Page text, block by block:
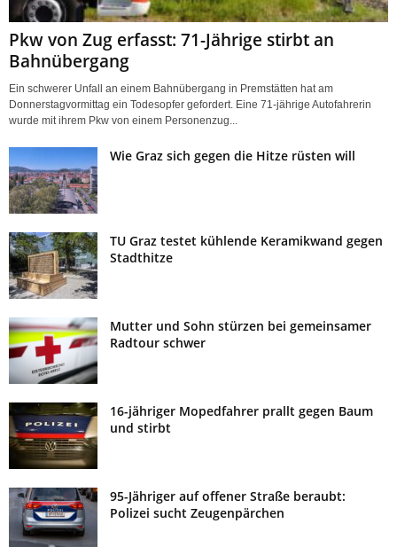
Pkw von Zug erfasst: 71-Jährige stirbt an
Bahnübergang
Ein schwerer Unfall an einem Bahnübergang in Premstätten hat am
Donnerstagvormittag ein Todesopfer gefordert. Eine 71-jährige Autofahrerin
wurde mit ihrem Pkw von einem Personenzug...
Wie Graz sich gegen die Hitze rüsten will
TU Graz testet kühlende Keramikwand gegen
Stadthitze
Mutter und Sohn stürzen bei gemeinsamer
Radtour schwer
16-jähriger Mopedfahrer prallt gegen Baum
und stirbt
95-Jähriger auf offener Straße beraubt:
Polizei sucht Zeugenpärchen